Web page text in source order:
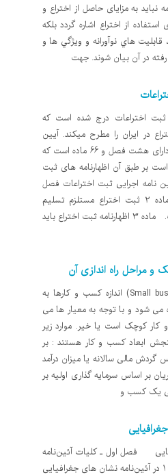
نبايد به مزايای حاصل از اختراع و
از اختراع اشاره گردد بلكه
قابليت هاي نوآورانه و ويژگي ها و
در آن بیان شوند. جهت
ثبت اختراعات درج شده است که
در ایران را مطرح میکند. آیین
نامه اجرایی ثبت اختراعات دارای هشت فصل و 66 ماده است که
بر طبق آن اظهارنامه های ثبت
نامه اجرایی ثبت اختراعات فصل
اول : تسليم اظهارنامه ماده 2 ثبت اختراع مستلزم تسليم
اظهارنامه به مرجع ثبت است. ماده 3 اظهارنامه ثبت اختراع بايد
مراحل راه اندازی آن
کسب و کار کوچک (Small business) اندازه کسب و کارها به
شود و با توجه به معیار ها می
کوچک است یا خیر. موارد زیر
ابعاد کسب و کار هستند : بر
گردش مالی سالانه یا میزان درآمد
بر اساس سرمایه گذاری اولیه بر
یک کسب و
فصل اول ـ كليات آئين‌نامه
نشان های جغرافيايی ماده 1 در آئين‌نامه نشان های جغرافيايی